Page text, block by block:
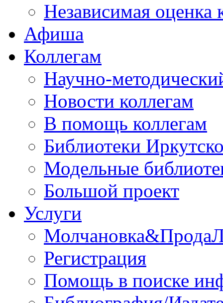
Независимая оценка
Афиша
Коллегам
Научно-
Новости коллегам
В помощь коллегам
Библиотеки
Модельные
Большой проект
Услуги
Регистрация
Помощь в поиске